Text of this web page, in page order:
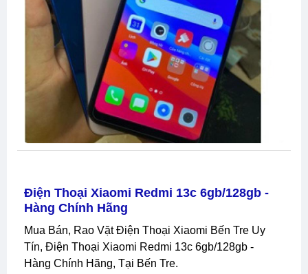
Điện Thoại Xiaomi Redmi 13c 6gb/128gb -
Hàng Chính Hãng
Mua Bán, Rao Vặt Điện Thoại Xiaomi Bến Tre Uy
Tín, Điện Thoại Xiaomi Redmi 13c 6gb/128gb -
Hàng Chính Hãng, Tại Bến Tre.